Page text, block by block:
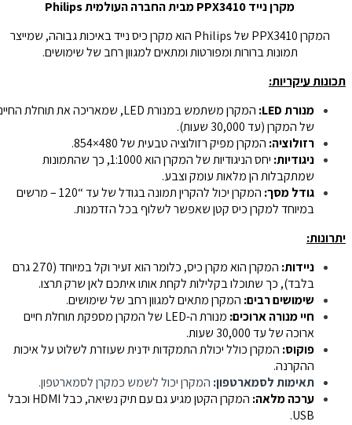
מקרן נייד PPX3410 מבית החברה העולמית Philips
המקרן PPX3410 של Philips הוא מקרן כיס נייד באיכות גבוהה, שמייצר
תמונות ברורות ומפורטות ומתאים למגוון רחב של שימושים.
תכונות עיקריות:
מנורת LED:
המקרן משתמש במנורת LED, שמאריכה את תוחלת החיים
של המקרן (עד 30,000 שעות).
רזולוציה:המקרן מפיק רזולוציה טבעית של 480×854.
ניגודיות:
יחס הניגודיות של המקרן הוא 1:1000, כך שהתמונות
שמתקבלות הן מלאות עומק וצבע.
גודל מסך:
המקרן יכול להקרין תמונה בגודל של עד “120 – מרשים
במיוחד למקרן כיס קטן שאפשר לשלוף בכל הזדמנות.
יתרונות:
ניידות:
המקרן הוא מקרן כיס, כלומר הוא זעיר וקל במיוחד (270 גרם
בלבד), כך שתוכלו בקלילות לקחת אותו איתכם לאן שרק תרצו.
שימושים רבים:המקרן מתאים למגוון רחב של שימושים.
חיי מנורה ארוכים:
מנורת ה-LED של המקרן מספקת תוחלת חיים
ארוכה של עד 30,000 שעות.
פוקוס:המקרן כולל יכולת התמקדות ידנית שעוזרת לשלוט על איכות
ההקרנה.
תאימות לסמארטפון:המקרן יכול לשמש כמקרן לסמארטפון.
ערכה מלאה:
המקרן הקטן מגיע גם עם תיק נשיאה, כבל HDMI וכבל
USB.